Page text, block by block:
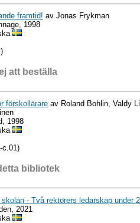
framtid! av Jonas Frykman
1998
att beställa
förskollärare av Roland Bohlin, Valdy
1998
c.01)
bibliotek
- Två rektorers ledarskap under
2021